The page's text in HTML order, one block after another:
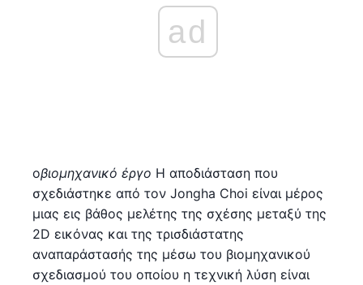
ad
οβιομηχανικό έργο Η αποδιάσταση που
σχεδιάστηκε από τον Jongha Choi είναι μέρος
μιας εις βάθος μελέτης της σχέσης μεταξύ της
2D εικόνας και της τρισδιάστατης
αναπαράστασής της μέσω του βιομηχανικού
σχεδιασμού του οποίου η τεχνική λύση είναι